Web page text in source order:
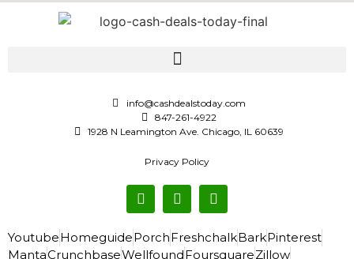
info@cashdealstoday.com
847-261-4922
1928 N Leamington Ave. Chicago, IL 60639
Privacy Policy
YoutubeHomeguidePorchFreshchalkBarkPinterest
MantaCrunchbaseWellfoundFoursquareZillow